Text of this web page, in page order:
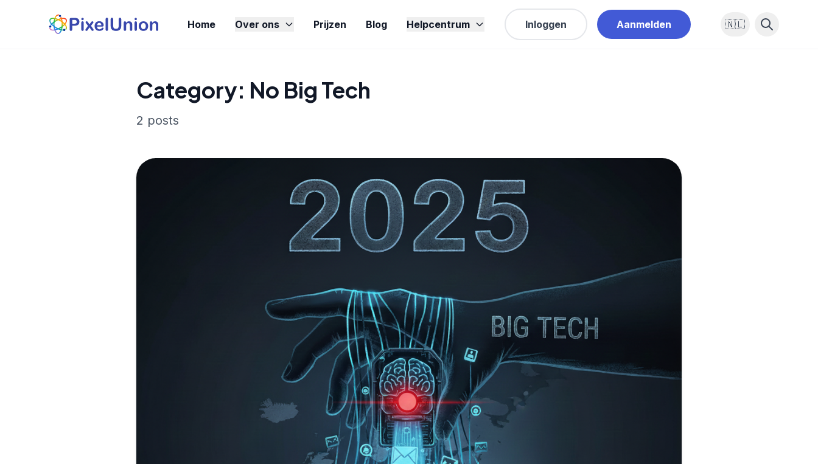
Home Over ons Prijzen Blog Helpcentrum Inloggen Aanmelden 🇳🇱
Category: No Big Tech
2 posts